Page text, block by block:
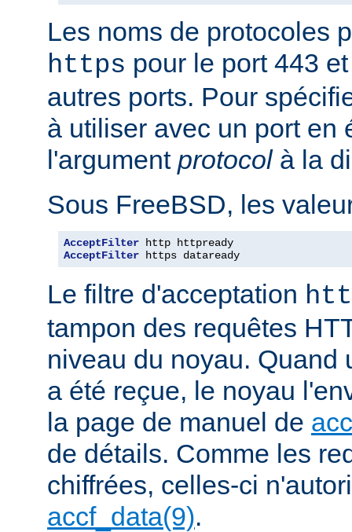
Les noms de protocoles
https pour le port 443
autres ports. Pour
à utiliser avec un port en
l'argument protocolà la
Sous FreeBSD, les
AcceptFilter
AcceptFilter https dataready
Le filtre d'acceptation
tampon des requêtes
niveau du noyau. Quand
a été reçue, le noyau
la page de manuel de
de détails. Comme les
chiffrées, celles-ci
accf_data(9).